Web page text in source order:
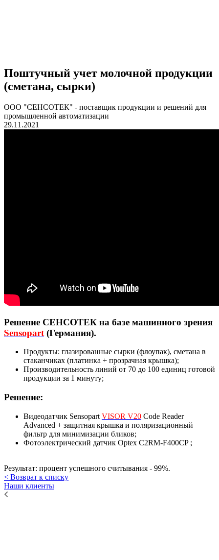
Поштучный учет молочной продукции
(сметана, сырки)
ООО "СЕНСОТЕК" - поставщик продукции и решений для
промышленной автоматизации
29.11.2021
Решение СЕНСОТЕК на базе машинного зрения
Sensopart (Германия).
Продукты: глазированные сырки (флоупак), сметана в
стаканчиках (платинка + прозрачная крышка);
Производительность линий от 70 до 100 единиц готовой
продукции за 1 минуту;
Решение:
Видеодатчик Sensopart VISOR V20 Code Reader
Advanced + защитная крышка и поляризационный
фильтр для минимизации бликов;
Фотоэлектрический датчик Optex C2RM-F400CP ;
Результат: процент успешного считывания - 99%.
< Возврат к списку
Наши клиенты